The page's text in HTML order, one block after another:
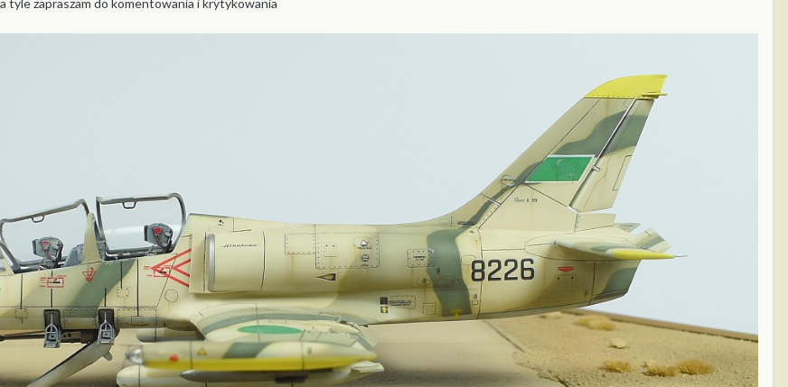
tyle zapraszam do komentowania i krytykowania